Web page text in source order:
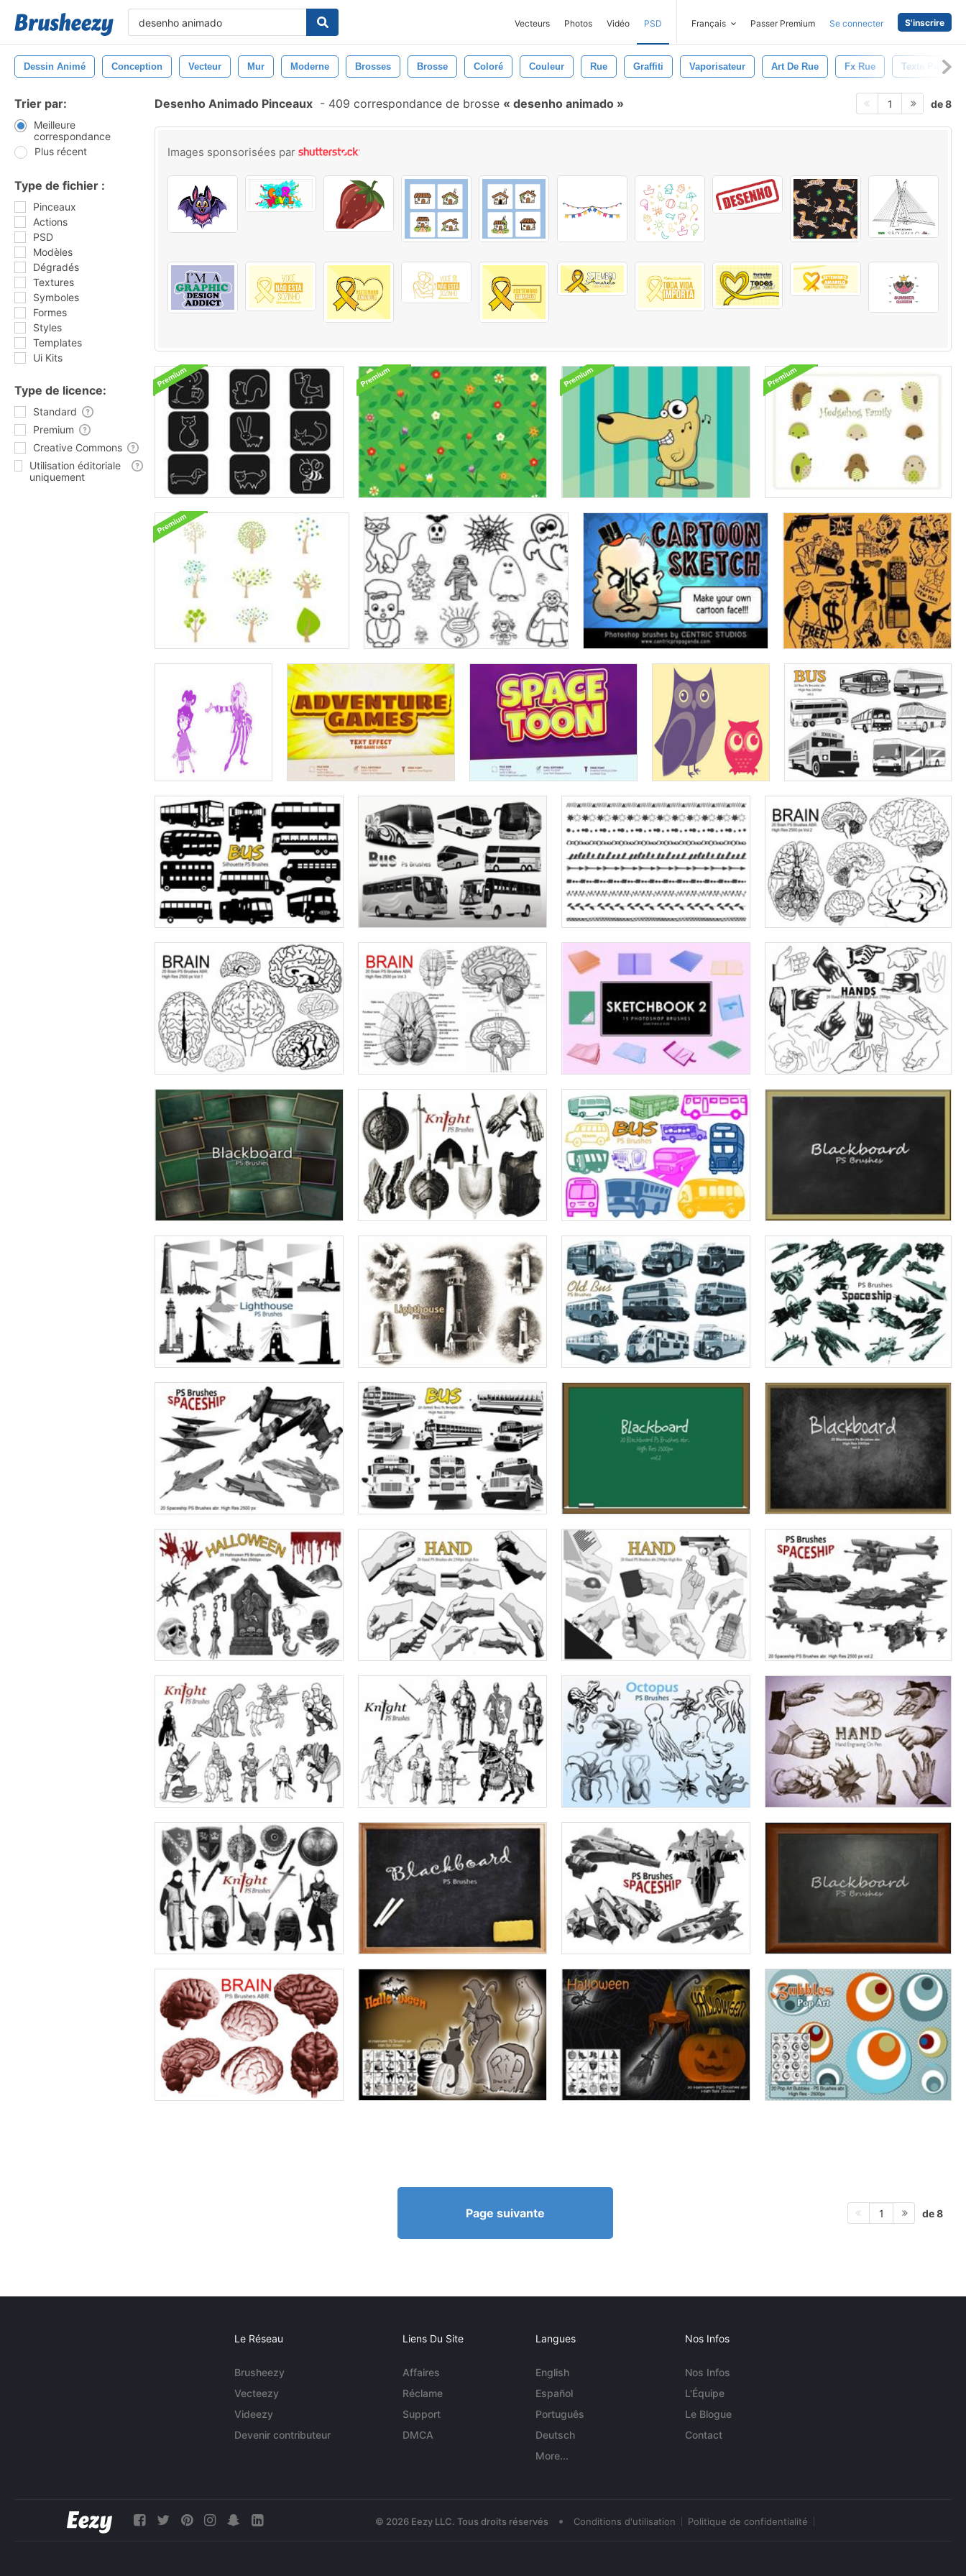
Vecteurs Photos Vidéo PSD Français Passer Premium Se connecter S'inscrire
Dessin Animé Conception Vecteur Mur Moderne Brosses Brosse Coloré Couleur Rue Graffiti Vaporisateur Art De Rue Fx Rue Texte
Trier par:
Meilleure
correspondance
Plus récent
Type de fichier :
Pinceaux
Actions
PSD
Modèles
Dégradés
Textures
Symboles
Formes
Styles
Templates
Ui Kits
Type de licence:
Standard
Premium
Creative Commons
Utilisation éditoriale
uniquement
Desenho Animado Pinceaux - 409 correspondance de brosse desenho animado 1 de 8
Images sponsorisées par
Page suivante 1 de 8
Le Réseau
Brusheezy
Vecteezy
Videezy
Devenir contributeur
Liens Du Site
Affaires
Réclame
Support
DMCA
Langues
English
Español
Português
Deutsch
More...
Nos Infos
Nos Infos
L'Équipe
Le Blogue
Contact
© 2026 Eezy LLC. Tous droits réservés • Conditions d'utilisation Politique de confidentialité